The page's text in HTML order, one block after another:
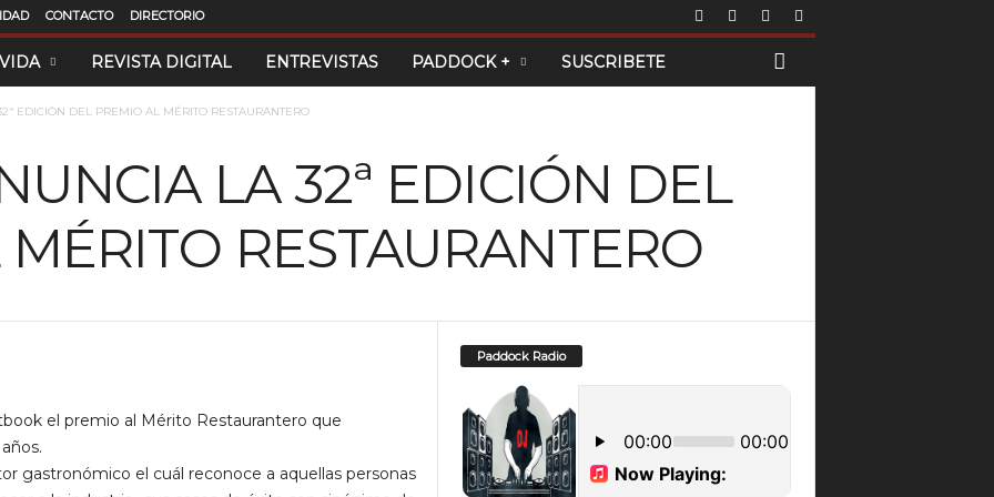
CONTACTO DIRECTORIO
REVISTA DIGITAL ENTREVISTAS PADDOCK + SUSCRIBETE
EDICIÓN DEL PREMIO AL MÉRITO RESTAURANTERO
LA 32ª EDICIÓN DEL
RESTAURANTERO
el premio al Mérito Restaurantero que
gastronómico el cuál reconoce a aquellas personas
Paddock Radio